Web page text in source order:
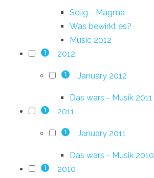
Selig - Magma
Was bewirkt es?
Music 2012
1 2012
1 January 2012
Das wars - Musik 2011
1 2011
1 January 2011
Das wars - Musik 2010
1 2010